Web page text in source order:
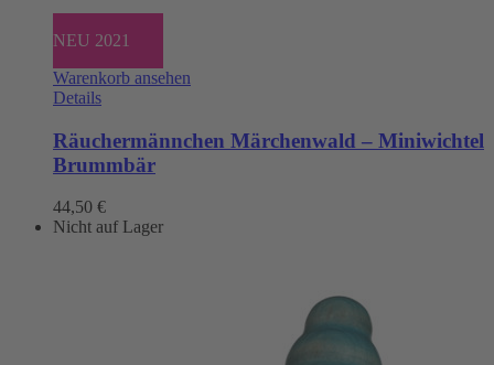
NEU 2021
Warenkorb ansehen
Details
Räuchermännchen Märchenwald – Miniwichtel
Brummbär
44,50 €
Nicht auf Lager